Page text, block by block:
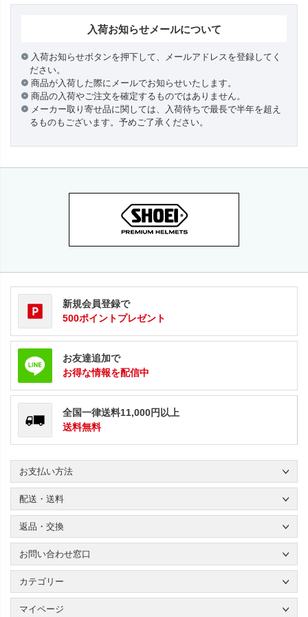
入荷お知らせメールについて
入荷お知らせボタンを押下して、メールアドレスを登録してく
ださい。
商品が入荷した際にメールでお知らせいたします。
商品の入荷やご注文を確定するものではありません。
メーカー取り寄せ品に関しては、入荷待ちで最長で半年を超え
るものもございます。予めご了承ください。
新規会員登録で
500ポイントプレゼント
お友達追加で
お得な情報を配信中
全国一律送料11,000円以上
送料無料
お支払い方法
配送・送料
返品・交換
お問い合わせ窓口
カテゴリー
マイページ